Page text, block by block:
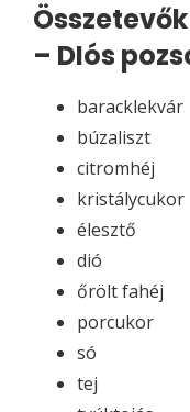
– DIós
baracklekvár
búzaliszt
citromhéj
kristálycukor
élesztő
dió
őrölt fahéj
porcukor
só
tej